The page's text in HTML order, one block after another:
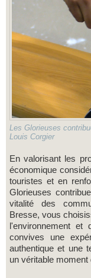
Les Glorieuses
Louis Corgier
En valorisant les produits locaux, cet événement a un impact
économique
touristes et en
Glorieuses
vitalité des
Bresse, vous
l'environnement et
convives une
authentique et une
un véritable moment